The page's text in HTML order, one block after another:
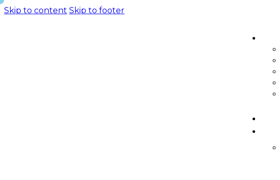
Skip to content Skip to footer